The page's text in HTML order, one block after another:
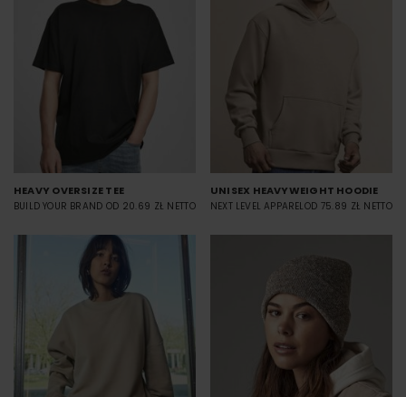
HEAVY OVERSIZE TEE
BUILD YOUR BRAND OD 20.69 ZŁ NETTO
UNISEX HEAVYWEIGHT HOODIE
NEXT LEVEL APPARELOD 75.89 ZŁ NETTO